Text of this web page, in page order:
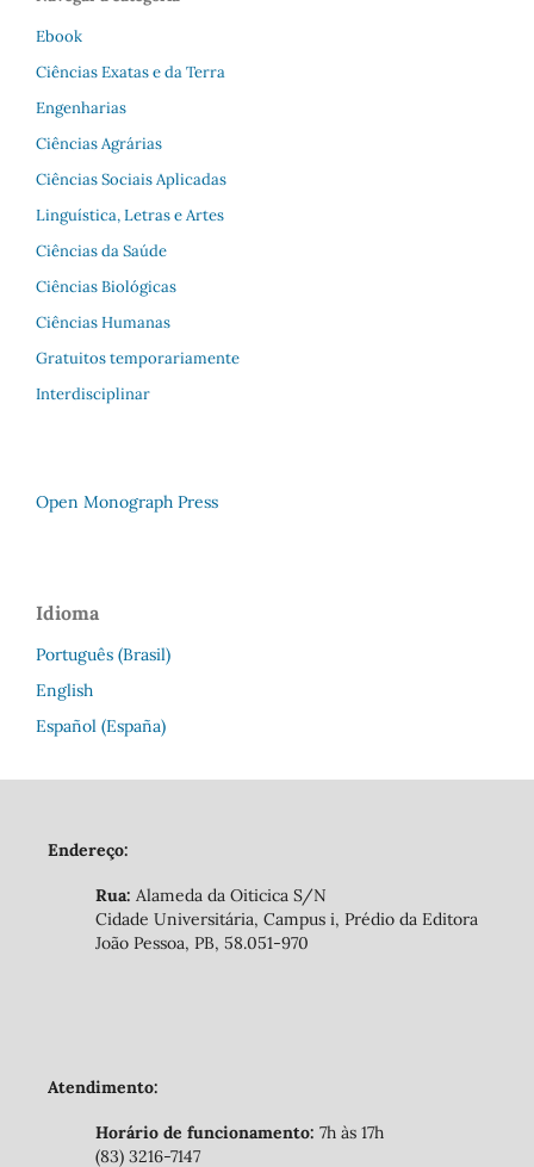
Ebook
Ciências Exatas e da Terra
Engenharias
Ciências Agrárias
Ciências Sociais Aplicadas
Linguística, Letras e Artes
Ciências da Saúde
Ciências Biológicas
Ciências Humanas
Gratuitos temporariamente
Interdisciplinar
Open Monograph Press
Idioma
Português (Brasil)
English
Español (España)
Endereço:
Rua: Alameda da Oiticica S/N
Cidade Universitária, Campus i, Prédio da Editora
João Pessoa, PB, 58.051-970
Atendimento:
Horário de funcionamento: 7h às 17h
(83) 3216-7147